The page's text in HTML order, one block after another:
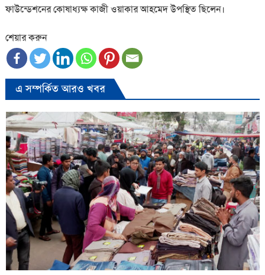
ফাউন্ডেশনের কোষাধ্যক্ষ কাজী ওয়াকার আহমেদ উপস্থিত ছিলেন।
শেয়ার করুন
এ সম্পর্কিত আরও খবর